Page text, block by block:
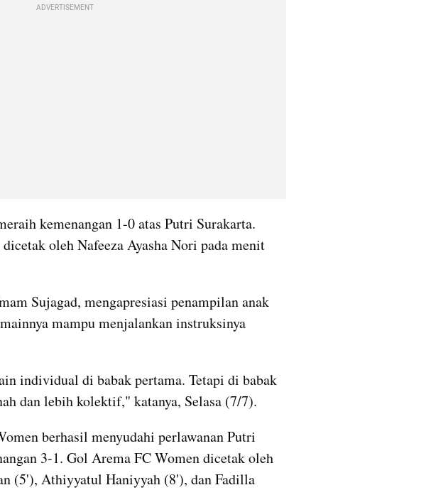
ADVERTISEMENT
kemenangan 1-0 atas Putri Surakarta.
oleh Nafeeza Ayasha Nori pada menit
Sujagad, mengapresiasi penampilan anak
mampu menjalankan instruksinya
individual di babak pertama. Tetapi di babak
dan lebih kolektif," katanya, Selasa (7/7).
berhasil menyudahi perlawanan Putri
3-1. Gol Arema FC Women dicetak oleh
(5'), Athiyyatul Haniyyah (8'), dan Fadilla